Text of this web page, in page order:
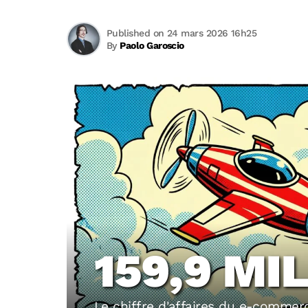
By Paolo Garoscio
Published on 24 mars 2026 16h25
159,9